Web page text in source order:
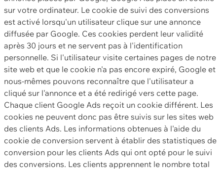
sur votre ordinateur. Le cookie de suivi des conversions
est activé lorsqu'un utilisateur clique sur une annonce
diffusée par Google. Ces cookies perdent leur validité
après 30 jours et ne servent pas à l'identification
personnelle. Si l'utilisateur visite certaines pages de notre
site web et que le cookie n'a pas encore expiré, Google et
nous-mêmes pouvons reconnaître que l'utilisateur a
cliqué sur l'annonce et a été redirigé vers cette page.
Chaque client Google Ads reçoit un cookie différent. Les
cookies ne peuvent donc pas être suivis sur les sites web
des clients Ads. Les informations obtenues à l'aide du
cookie de conversion servent à établir des statistiques de
conversion pour les clients Ads qui ont opté pour le suivi
des conversions. Les clients apprennent le nombre total